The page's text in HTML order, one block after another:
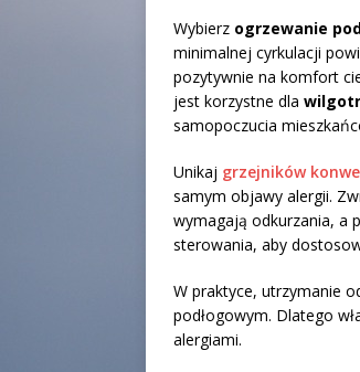
Wybierz ogrzewanie
minimalnej cyrkulacji
pozytywnie na komfort
jest korzystne dla
samopoczucia
Unikaj grzejników
samym objawy alergii.
wymagają odkurzania, a
sterowania, aby
W praktyce, utrzymanie
podłogowym. Dlatego
alergiami.